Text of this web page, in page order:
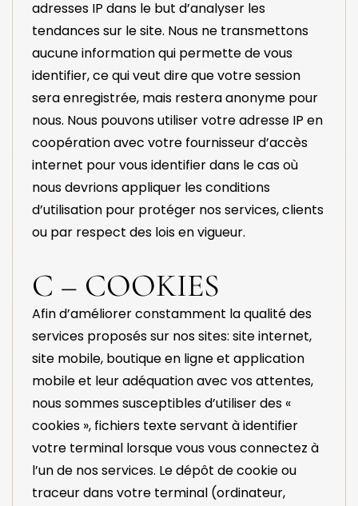
adresses IP dans le but d’analyser les
tendances sur le site. Nous ne transmettons
aucune information qui permette de vous
identifier, ce qui veut dire que votre session
sera enregistrée, mais restera anonyme pour
nous. Nous pouvons utiliser votre adresse IP en
coopération avec votre fournisseur d’accès
internet pour vous identifier dans le cas où
nous devrions appliquer les conditions
d’utilisation pour protéger nos services, clients
ou par respect des lois en vigueur.
C – COOKIES
Afin d’améliorer constamment la qualité des
services proposés sur nos sites: site internet,
site mobile, boutique en ligne et application
mobile et leur adéquation avec vos attentes,
nous sommes susceptibles d’utiliser des «
cookies », fichiers texte servant à identifier
votre terminal lorsque vous vous connectez à
l’un de nos services. Le dépôt de cookie ou
traceur dans votre terminal (ordinateur,